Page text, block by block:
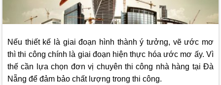
Nếu thiết kế là giai đoạn hình thành ý tưởng, vẽ ước mơ
thì thi công chính là giai đoạn hiện thực hóa ước mơ ấy. Vì
thế cần lựa chọn đơn vị chuyên thi công nhà hàng tại Đà
Nẵng để đảm bảo chất lượng trong thi công.